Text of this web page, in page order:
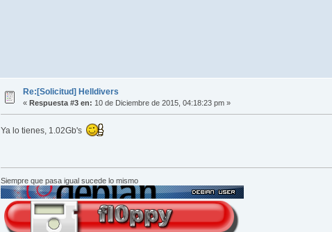
Re:[Solicitud] Helldivers
«Respuesta #3 en: 10 de Diciembre de 2015, 04:18:23 pm »
Ya lo tienes, 1.02Gb's
Siempre que pasa igual sucede lo mismo